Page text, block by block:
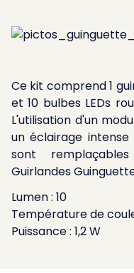
Ce kit comprend 1
et 10 bulbes LEDs
L'utilisation d'un
un éclairage
sont
Guirlandes
Lumen : 10
Température de
Puissance : 1,2 W